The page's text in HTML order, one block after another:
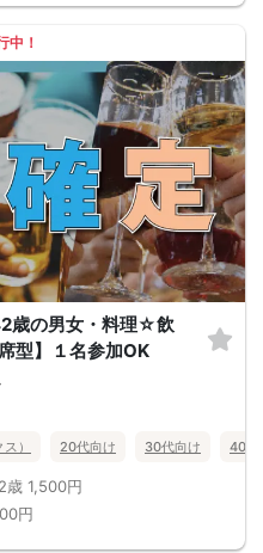
中！
歳の男女・料理☆飲
型】１名参加OK
） 20代向け 30代向け 40代
歳 1,500円
円